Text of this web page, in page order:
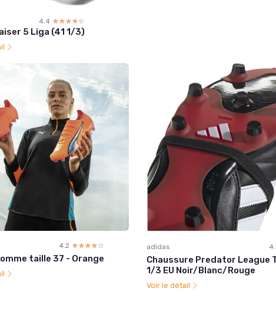
4.4 ☆☆☆☆☆
★★★★★
5 Liga (41 1/3)
4.2 ☆☆☆☆☆
★★★★★
taille 37 - Orange
adidas
Chaussure Predator League
1/3 EU Noir/Blanc/Rouge
Voir le détail